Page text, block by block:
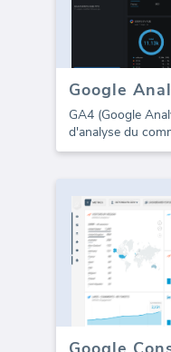
GA4 (Google
d'analyse du